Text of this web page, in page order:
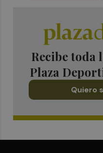
Recibe toda
Plaza
Quiero